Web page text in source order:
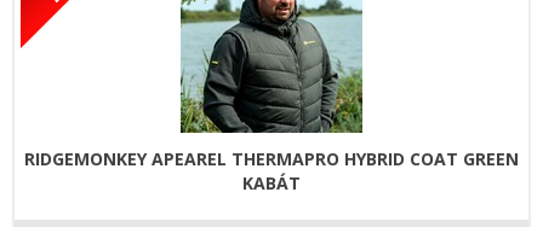
RIDGEMONKEY APEAREL THERMAPRO HYBRID COAT GREEN
KABÁT